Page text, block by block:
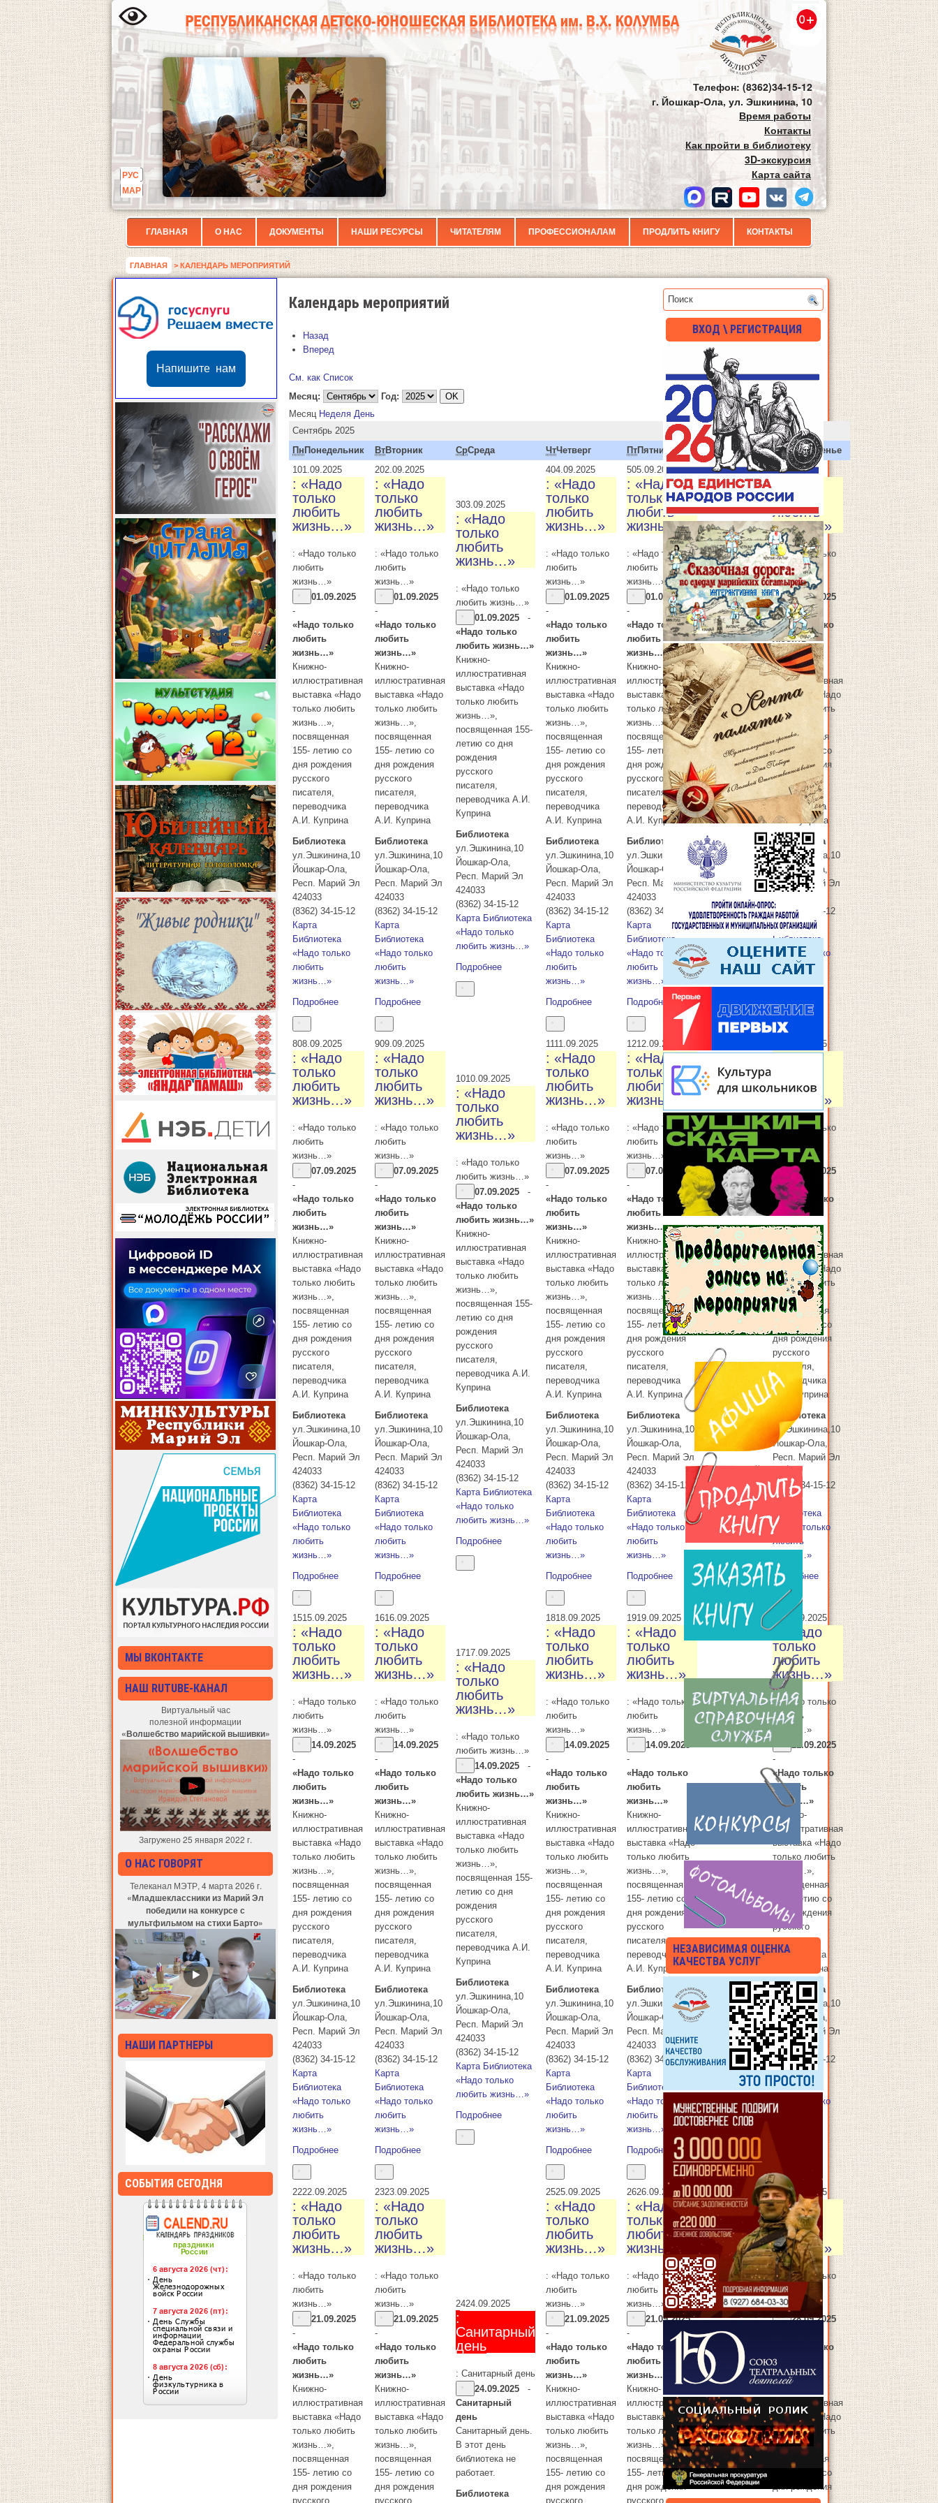
РУС
МАР
Телефон: (8362)34-15-12
г. Йошкар-Ола, ул. Эшкинина, 10
Время работы
Контакты
Как пройти в библиотеку
3D-экскурсия
Карта сайта
ГЛАВНАЯ О НАС ДОКУМЕНТЫ НАШИ РЕСУРСЫ ЧИТАТЕЛЯМ ПРОФЕССИОНАЛАМ ПРОДЛИТЬ КНИГУ КОНТАКТЫ
ГЛАВНАЯ > КАЛЕНДАРЬ МЕРОПРИЯТИЙ
Напишите нам
МЫ ВКОНТАКТЕ
НАШ RUTUBE-КАНАЛ
Виртуальный час
полезной информации
«Волшебство марийской вышивки»
Загружено 25 января 2022 г.
О НАС ГОВОРЯТ
Телеканал МЭТР, 4 марта 2026 г.
«Младшеклассники из Марий Эл
победили на конкурсе с
мультфильмом на стихи Барто»
НАШИ ПАРТНЕРЫ
СОБЫТИЯ СЕГОДНЯ
Календарь мероприятий
Назад
Вперед
См. как Список
Месяц:
Год:
Месяц Неделя День
Сентябрь 2025
Пн Понедельник ВтВторник СрСреда ЧтЧетверг ПтПятница СбСуббота ВсВоскресенье
101.09.2025
: «Надо
только
любить
жизнь…»
: «Надо только
любить
жизнь…»
01.09.2025
-
«Надо только
любить
жизнь…»
Книжно-
иллюстративная
выставка «Надо
только любить
жизнь…»,
посвященная
155- летию со
дня рождения
русского
писателя,
переводчика
А.И. Куприна
Библиотека
ул.Эшкинина,10
Йошкар-Ола,
Респ. Марий Эл
424033
(8362) 34-15-12
Карта
Библиотека
«Надо только
любить
жизнь…»
Подробнее
202.09.2025
: «Надо
только
любить
жизнь…»
: «Надо только
любить
жизнь…»
01.09.2025
-
«Надо только
любить
жизнь…»
Книжно-
иллюстративная
выставка «Надо
только любить
жизнь…»,
посвященная
155- летию со
дня рождения
русского
писателя,
переводчика
А.И. Куприна
Библиотека
ул.Эшкинина,10
Йошкар-Ола,
Респ. Марий Эл
424033
(8362) 34-15-12
Карта
Библиотека
«Надо только
любить
жизнь…»
Подробнее
303.09.2025
: «Надо
только
любить
жизнь…»
: «Надо только
любить жизнь…»
01.09.2025
-
«Надо только
любить жизнь…»
Книжно-
иллюстративная
выставка «Надо
только любить
жизнь…»,
посвященная 155-
летию со дня
рождения
русского
писателя,
переводчика А.И.
Куприна
Библиотека
ул.Эшкинина,10
Йошкар-Ола,
Респ. Марий Эл
424033
(8362) 34-15-12
КартаБиблиотека
«Надо только
любить жизнь…»
Подробнее
404.09.2025
: «Надо
только
любить
жизнь…»
: «Надо только
любить
жизнь…»
01.09.2025
-
«Надо только
любить
жизнь…»
Книжно-
иллюстративная
выставка «Надо
только любить
жизнь…»,
посвященная
155- летию со
дня рождения
русского
писателя,
переводчика
А.И. Куприна
Библиотека
ул.Эшкинина,10
Йошкар-Ола,
Респ. Марий Эл
424033
(8362) 34-15-12
Карта
Библиотека
«Надо только
любить
жизнь…»
Подробнее
505.09.2025
: «Надо
только
любить
жизнь…»
: «Надо только
любить
жизнь…»
01.09.2025
-
«Надо только
любить
жизнь…»
Книжно-
иллюстративная
выставка «Надо
только любить
жизнь…»,
посвященная
155- летию со
дня рождения
русского
писателя,
переводчика
А.И. Куприна
Библиотека
ул.Эшкинина,10
Йошкар-Ола
Респ. Марий Эл
424033
(8362) 34-15-12
Карта
Библиотека
«Надо только
любить
жизнь…»
Подробнее
06.09.2025
707.09.2025
только
любить
жизнь…»
: «Надо только
любить
жизнь…»
07.09.2025
-
«Надо только
любить
жизнь…»
Книжно-
иллюстративная
выставка «Надо
только любить
жизнь…»,
посвященная
155- летию со
дня рождения
русского
писателя,
переводчика
А.И. Куприна
Библиотека
ул.Эшкинина,10
Йошкар-Ола,
Респ. Марий Эл
(8362) 34-15-12
Карта
Библиотека
«Надо только
любить
Подробнее
808.09.2025
: «Надо
только
любить
жизнь…»
: «Надо только
любить
жизнь…»
07.09.2025
-
«Надо только
любить
жизнь…»
Книжно-
иллюстративная
выставка «Надо
только любить
жизнь…»,
посвященная
155- летию со
дня рождения
русского
писателя,
переводчика
А.И. Куприна
Библиотека
ул.Эшкинина,10
Йошкар-Ола,
Респ. Марий Эл
424033
(8362) 34-15-12
Карта
Библиотека
«Надо только
любить
жизнь…»
Подробнее
909.09.2025
: «Надо
только
любить
жизнь…»
: «Надо только
любить
жизнь…»
07.09.2025
-
«Надо только
любить
жизнь…»
Книжно-
иллюстративная
выставка «Надо
только любить
жизнь…»,
посвященная
155- летию со
дня рождения
русского
писателя,
переводчика
А.И. Куприна
Библиотека
ул.Эшкинина,10
Йошкар-Ола,
Респ. Марий Эл
424033
(8362) 34-15-12
Карта
Библиотека
«Надо только
любить
жизнь…»
Подробнее
1010.09.2025
: «Надо
только
любить
жизнь…»
: «Надо только
любить жизнь…»
07.09.2025
-
«Надо только
любить жизнь…»
Книжно-
иллюстративная
выставка «Надо
только любить
жизнь…»,
посвященная 155-
летию со дня
рождения
русского
писателя,
переводчика А.И.
Куприна
Библиотека
ул.Эшкинина,10
Йошкар-Ола,
Респ. Марий Эл
424033
(8362) 34-15-12
КартаБиблиотека
«Надо только
любить жизнь…»
Подробнее
1111.09.2025
: «Надо
только
любить
жизнь…»
: «Надо только
любить
жизнь…»
07.09.2025
-
«Надо только
любить
жизнь…»
Книжно-
иллюстративная
выставка «Надо
только любить
жизнь…»,
посвященная
155- летию со
дня рождения
русского
писателя,
переводчика
А.И. Куприна
Библиотека
ул.Эшкинина,10
Йошкар-Ола,
Респ. Марий Эл
424033
(8362) 34-15-12
Карта
Библиотека
«Надо только
любить
жизнь…»
Подробнее
1212.09.2025
: «Надо
только
любить
жизнь…»
: «Надо только
любить
жизнь…»
07.09.2025
-
«Надо только
любить
жизнь…»
Книжно-
иллюстративная
выставка «Надо
только любить
жизнь…»,
посвященная
155- летию со
дня рождения
русского
писателя,
переводчика
А.И. Куприна
Библиотека
ул.Эшкинина,10
Йошкар-Ола,
Респ. Марий Эл
424033
(8362) 34-15-12
Карта
Библиотека
«Надо только
любить
жизнь…»
Подробнее
13 13.09.2025
14.09.2025
: «Надо
любить
жизнь…»
: «Надо только
жизнь…»
14.09.2025
-
«Надо только
любить
жизнь…»
Книжно-
иллюстративная
выставка «Надо
только любить
жизнь…»,
посвященная
155- летию со
дня рождения
русского
писателя,
переводчика
А.И. Куприна
Библиотека
ул.Эшкинина,10
Йошкар-Ола,
Респ. Марий Эл
(8362) 34-15-12
Карта
Библиотека
«Надо только
любить
жизнь…»
Подробнее
1515.09.2025
: «Надо
только
любить
жизнь…»
: «Надо только
любить
жизнь…»
14.09.2025
-
«Надо только
любить
жизнь…»
Книжно-
иллюстративная
выставка «Надо
только любить
жизнь…»,
посвященная
155- летию со
дня рождения
русского
писателя,
переводчика
А.И. Куприна
Библиотека
ул.Эшкинина,10
Йошкар-Ола,
Респ. Марий Эл
424033
(8362) 34-15-12
Карта
Библиотека
«Надо только
любить
жизнь…»
Подробнее
1616.09.2025
: «Надо
только
любить
жизнь…»
: «Надо только
любить
жизнь…»
14.09.2025
-
«Надо только
любить
жизнь…»
Книжно-
иллюстративная
выставка «Надо
только любить
жизнь…»,
посвященная
155- летию со
дня рождения
русского
писателя,
переводчика
А.И. Куприна
Библиотека
ул.Эшкинина,10
Йошкар-Ола,
Респ. Марий Эл
424033
(8362) 34-15-12
Карта
Библиотека
«Надо только
любить
жизнь…»
Подробнее
1717.09.2025
: «Надо
только
любить
жизнь…»
: «Надо только
любить жизнь…»
14.09.2025
-
«Надо только
любить жизнь…»
Книжно-
иллюстративная
выставка «Надо
только любить
жизнь…»,
посвященная 155-
летию со дня
рождения
русского
писателя,
переводчика А.И.
Куприна
Библиотека
ул.Эшкинина,10
Йошкар-Ола,
Респ. Марий Эл
424033
(8362) 34-15-12
КартаБиблиотека
«Надо только
любить жизнь…»
Подробнее
1818.09.2025
: «Надо
только
любить
жизнь…»
: «Надо только
любить
жизнь…»
14.09.2025
-
«Надо только
любить
жизнь…»
Книжно-
иллюстративная
выставка «Надо
только любить
жизнь…»,
посвященная
155- летию со
дня рождения
русского
писателя,
переводчика
А.И. Куприна
Библиотека
ул.Эшкинина,10
Йошкар-Ола,
Респ. Марий Эл
424033
(8362) 34-15-12
Карта
Библиотека
«Надо только
любить
жизнь…»
Подробнее
1919.09.2025
: «Надо
только
любить
жизнь…»
: «Надо только
любить
жизнь…»
14.09.2025
-
«Надо только
любить
жизнь…»
Книжно-
иллюстративная
выставка «Надо
только любить
жизнь…»,
посвященная
155- летию со
дня рождения
русского
писателя,
переводчика
А.И. Куприна
Библиотека
ул.Эшкинина,10
Йошкар-Ола ,
Респ. Марий Эл
424033
(8362) 34-15-12
Карта
Библиотека
«Надо только
любить
жизнь…»
Подробнее
20.09.2025
2121.09.2025
: «Надо
только
любить
жизнь…»
: «Надо только
любить
жизнь…»
21.09.2025
-
«Надо только
любить
жизнь…»
Книжно-
иллюстративная
выставка «Надо
только любить
жизнь…»,
посвященная
155- летию со
дня рождения
русского
писателя,
переводчика
А.И. Куприна
Библиотека
ул.Эшкинина,10
Йошкар-Ола,
Респ. Марий Эл
424033
(8362) 34-15-12
Карта
Библиотека
«Надо только
любить
2222.09.2025
: «Надо
только
любить
жизнь…»
: «Надо только
любить
жизнь…»
21.09.2025
-
«Надо только
любить
жизнь…»
Книжно-
иллюстративная
выставка «Надо
только любить
жизнь…»,
посвященная
155- летию со
дня рождения
русского
2323.09.2025
: «Надо
только
любить
жизнь…»
: «Надо только
любить
жизнь…»
21.09.2025
-
«Надо только
любить
жизнь…»
Книжно-
иллюстративная
выставка «Надо
только любить
жизнь…»,
посвященная
155- летию со
дня рождения
русского
2424.09.2025
:
Санитарный
день
: Санитарный день
24.09.2025
-
Санитарный
день
Санитарный день.
В этот день
библиотека не
работает.
Библиотека
2525.09.2025
: «Надо
только
любить
жизнь…»
: «Надо только
любить
жизнь…»
21.09.2025
-
«Надо только
любить
жизнь…»
Книжно-
иллюстративная
выставка «Надо
только любить
жизнь…»,
посвященная
155- летию со
дня рождения
русского
2626.09.2025
: «Надо
только
любить
жизнь…»
: «Надо только
любить
жизнь…»
21.09.2025
-
«Надо только
любить
жизнь…»
Книжно-
иллюстративная
выставка «Надо
только любить
жизнь…»,
посвященная
155- летию со
дня рождения
русского
2727.09.2025
2828.09.2025
: «Надо
только
любить
жизнь…»
: «Надо только
любить
жизнь…»
28.09.2025
«Надо только
любить
жизнь…»
иллюстративная
выставка «Надо
только любить
жизнь…»,
посвященная
155- летию со
дня рождения
русского
ВХОД \ РЕГИСТРАЦИЯ
НЕЗАВИСИМАЯ ОЦЕНКА
КАЧЕСТВА УСЛУГ